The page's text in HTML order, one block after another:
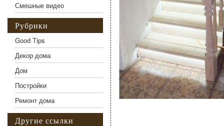
Смешные видео
Рубрики
Good Tips
Декор дома
Дом
Постройки
Ремонт дома
Другие ссылки